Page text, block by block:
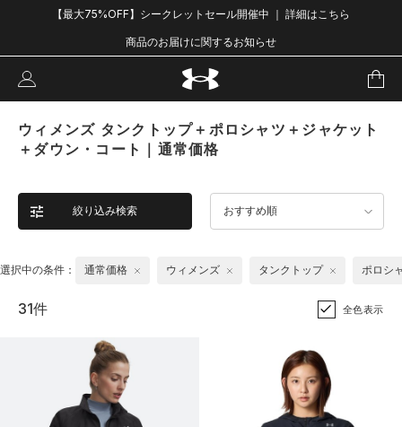
【最大75%OFF】シークレットセール開催中 ｜ 詳細はこちら
商品のお届けに関するお知らせ
ウィメンズ タンクトップ＋ポロシャツ＋ジャケット
＋ダウン・コート｜通常価格
絞り込み検索 おすすめ順
選択中の条件： 通常価格 ウィメンズ タンクトップ ポロシ
31件 全色表示